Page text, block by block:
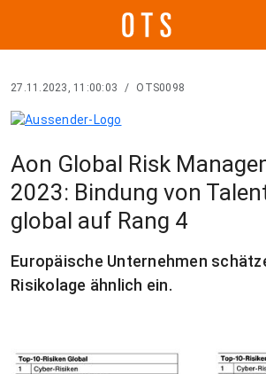
27.11.2023, 11:00:03 / OTS0098
Aon Global Risk
2023: Bindung von
global auf Rang 4
Europäische Unternehmen
Risikolage ähnlich ein.